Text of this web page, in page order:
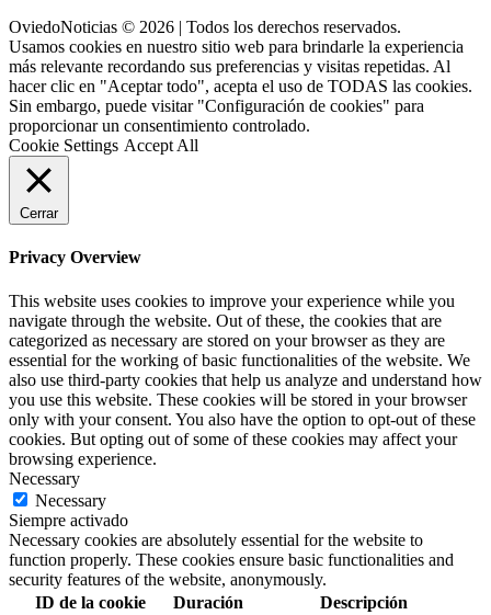
OviedoNoticias © 2026 | Todos los derechos reservados.
Usamos cookies en nuestro sitio web para brindarle la experiencia
más relevante recordando sus preferencias y visitas repetidas. Al
hacer clic en "Aceptar todo", acepta el uso de TODAS las cookies.
Sin embargo, puede visitar "Configuración de cookies" para
proporcionar un consentimiento controlado.
Cookie Settings Accept All
Cerrar
Privacy Overview
This website uses cookies to improve your experience while you
navigate through the website. Out of these, the cookies that are
categorized as necessary are stored on your browser as they are
essential for the working of basic functionalities of the website. We
also use third-party cookies that help us analyze and understand how
you use this website. These cookies will be stored in your browser
only with your consent. You also have the option to opt-out of these
cookies. But opting out of some of these cookies may affect your
browsing experience.
Necessary
Necessary
Siempre activado
Necessary cookies are absolutely essential for the website to
function properly. These cookies ensure basic functionalities and
security features of the website, anonymously.
ID de la cookie
Duración Descripción